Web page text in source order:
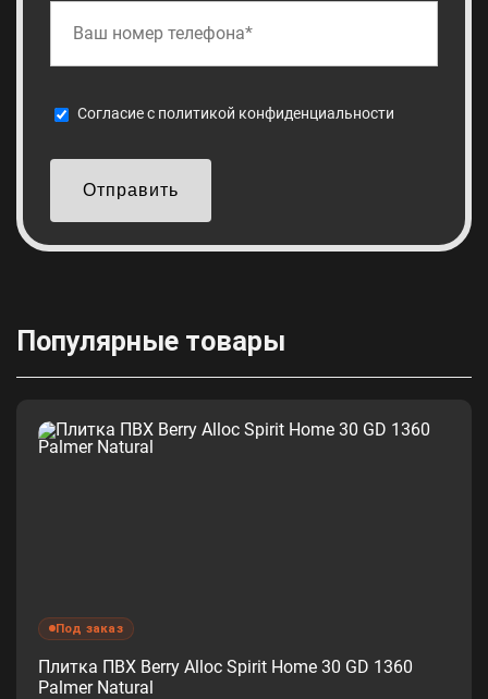
Cогласие с политикой конфиденциальности
Отправить
Популярные товары
Под заказ
Плитка ПВХ Berry Alloc Spirit Home 30 GD 1360
Palmer Natural